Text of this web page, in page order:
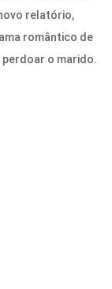
relatório,
romântico de
perdoar o marido.